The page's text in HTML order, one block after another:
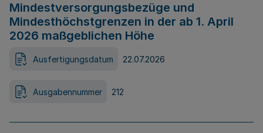
Mindestversorgungsbezüge und
Mindesthöchstgrenzen in der ab 1. April
2026 maßgeblichen Höhe
Ausfertigungsdatum 22.07.2026
Ausgabennummer 212